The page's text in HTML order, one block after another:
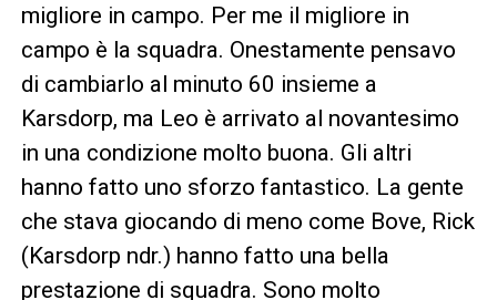
migliore in campo. Per me il migliore in
campo è la squadra. Onestamente pensavo
di cambiarlo al minuto 60 insieme a
Karsdorp, ma Leo è arrivato al novantesimo
in una condizione molto buona. Gli altri
hanno fatto uno sforzo fantastico. La gente
che stava giocando di meno come Bove, Rick
(Karsdorp ndr.) hanno fatto una bella
prestazione di squadra. Sono molto